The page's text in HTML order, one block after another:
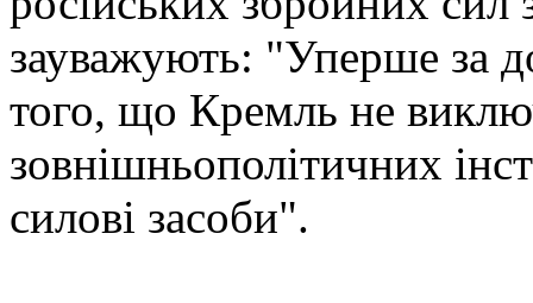
зауважують: "Уперше за
того, що Кремль не
зовнішньополітичних
силові засоби".